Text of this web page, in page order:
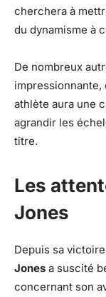
cherchera à
du dynamisme à
De nombreux
athlète aura une
agrandir les
titre.
Les
Jones
Depuis sa
Jones a suscité
concernant son